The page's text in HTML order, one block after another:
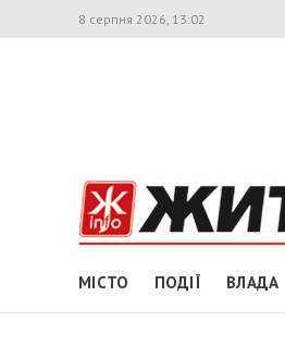
8 серпня 2026, 13:02
МІСТО ПОДІЇ ВЛАДА